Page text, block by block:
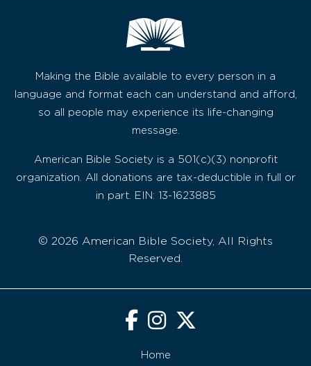
Making the Bible available to every person in a
language and format each can understand and afford,
so all people may experience its life-changing
message.
American Bible Society is a 501(c)(3) nonprofit
organization. All donations are tax-deductible in full or
in part. EIN: 13-1623885
© 2026 American Bible Society, All Rights
Reserved.
Home